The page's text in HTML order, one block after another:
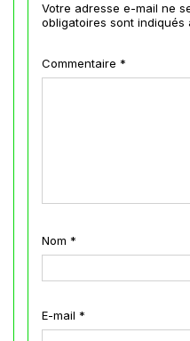
Votre adresse e-mail ne
obligatoires sont indiqués
Commentaire *
Nom *
E-mail *